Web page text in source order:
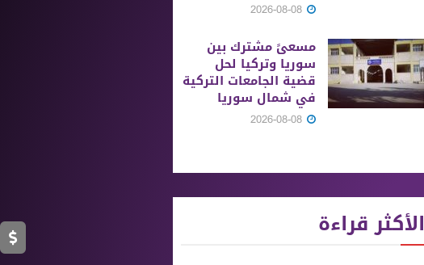
مسعىً مشترك بين
سوريا وتركيا لحل
قضية الجامعات التركية
في شمال سوريا
الأكثر قراءة